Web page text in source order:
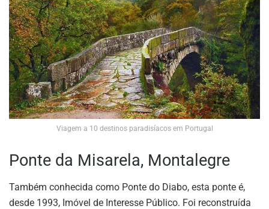
Viagem a 10 destinos paradisíacos em Portugal
Ponte da Misarela, Montalegre
Também conhecida como Ponte do Diabo, esta ponte é,
desde 1993, Imóvel de Interesse Público. Foi reconstruída